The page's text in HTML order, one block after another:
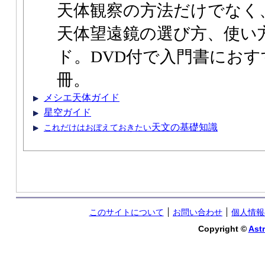
天体観察の方法だけでなく
天体望遠鏡の選び方、使い
ド。DVD付で入門書にお
冊。
メシエ天体ガイド
星空ガイド
これだけはおぼえておきたい天文の基礎知識
このサイトについて お問い合わせ
個人情
Copyright ©